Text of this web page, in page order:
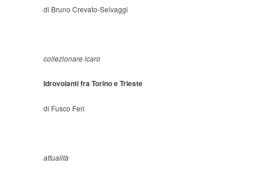
di Bruno Crevato-Selvaggi
collezionare icaro
Idrovolanti fra Torino e Trieste
di Fusco Feri
attualità